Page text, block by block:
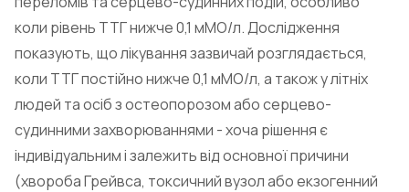
коли рівень ТТГ нижче 0,1 мМО/л. Дослідження
показують, що лікування зазвичай розглядається,
коли ТТГ постійно нижче 0,1 мМО/л, а також у літніх
людей та осіб з остеопорозом або серцево-
судинними захворюваннями - хоча рішення є
індивідуальним і залежить від основної причини
(хвороба Грейвса, токсичний вузол або екзогенний